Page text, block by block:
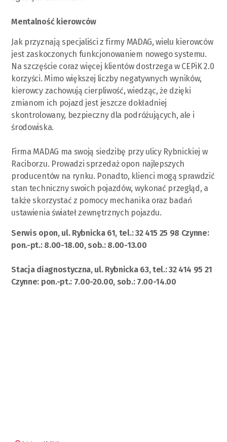
Mentalność kierowców
Jak przyznają specjaliści z firmy MADAG, wielu kierowców
jest zaskoczonych funkcjonowaniem nowego systemu.
Na szczęście coraz więcej klientów dostrzega w CEPiK 2.0
korzyści. Mimo większej liczby negatywnych wyników,
kierowcy zachowują cierpliwość, wiedząc, że dzięki
zmianom ich pojazd jest jeszcze dokładniej
skontrolowany, bezpieczny dla podróżujących, ale i
środowiska.
Firma MADAG ma swoją siedzibę przy ulicy Rybnickiej w
Raciborzu. Prowadzi sprzedaż opon najlepszych
producentów na rynku. Ponadto, klienci mogą sprawdzić
stan techniczny swoich pojazdów, wykonać przegląd, a
także skorzystać z pomocy mechanika oraz badań
ustawienia świateł zewnętrznych pojazdu.
Serwis opon, ul. Rybnicka 61, tel.: 32 415 25 98 Czynne:
pon.-pt.: 8.00-18.00, sob.: 8.00-13.00
Stacja diagnostyczna, ul. Rybnicka 63, tel.: 32 414 95 21
Czynne: pon.-pt.: 7.00-20.00, sob.: 7.00-14.00